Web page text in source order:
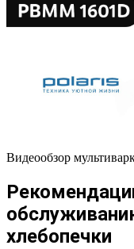
Видеообзор
хлебопечки